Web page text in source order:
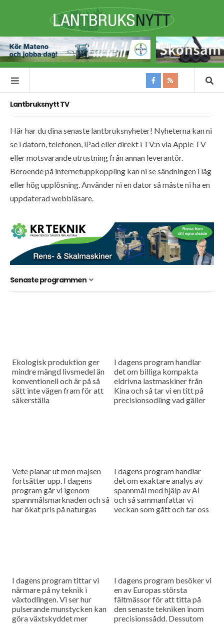
Lantbruksnytt TV
Här har du dina senaste lantbruksnyheter! Nyheterna kan ni
se i datorn, telefonen, iPad eller direkt i TV:n via Apple TV
eller motsvarande utrustning från annan leverantör.
Beroende på internetuppkoppling kan ni se sändningen i låg
eller hög upplösning. Använder ni en dator så måste ni ha en
uppdaterad webbläsare.
Senaste programmen
Ekologisk produktion ger
mindre mängd livsmedel än
konventionell och är på så
sätt inte vägen fram för att
säkerställa
I dagens program handlar
det om billiga kompakta
eldrivna lastmaskiner från
Kina och så tar vi en titt på
precisionsodling vad gäller
Vete planar ut men majsen
fortsätter upp. I dagens
program går vi igenom
spannmålsmarknaden och så
har ökat pris på naturgas
I dagens program handlar
det om exaktare analys av
spannmål med hjälp av AI
och så sammanfattar vi
veckan som gått och tar oss
I dagens program tittar vi
närmare på ny teknik i
växtodlingen. Vi ser hur
pulserande munstycken kan
göra växtskyddet mer
I dagens program besöker vi
en av Europas största
fältmässor för att titta på
den senaste tekniken inom
precisionssådd. Dessutom